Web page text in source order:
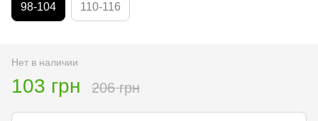
98-104 110-116
Нет в наличии
103 грн 206 грн